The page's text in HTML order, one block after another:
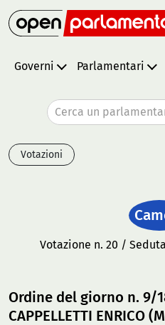
Governi Parlamentari
Cerca un
Votazioni
Votazione n. 20 /
Ordine del giorno n. 9/
CAPPELLETTI ENRICO